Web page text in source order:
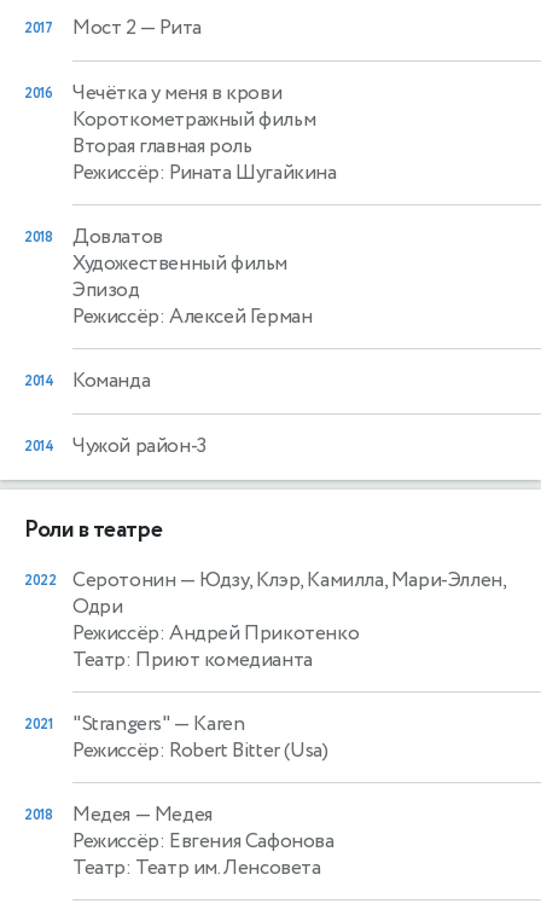
2017 Мост 2 — Рита
2016
Чечётка у меня в крови
Короткометражный фильм
Вторая главная роль
Режиссёр: Рината Шугайкина
2018
Довлатов
Художественный фильм
Эпизод
Режиссёр: Алексей Герман
2014 Команда
2014 Чужой район-3
Роли в театре
2022 Серотонин — Юдзу, Клэр, Камилла, Мари-Эллен,
Одри
Режиссёр: Андрей Прикотенко
Театр: Приют комедианта
2021 "Strangers" — Karen
Режиссёр: Robert Bitter (Usa)
2018 Медея — Медея
Режиссёр: Евгения Сафонова
Театр: Театр им. Ленсовета